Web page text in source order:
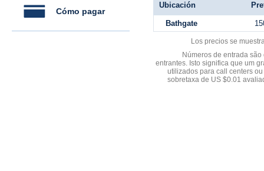
Cómo pagar
Ubicación
Bathgate
Los precios se
Números de entrada
entrantes. Isto significa que um
utilizados para call centers
sobretaxa de US $0.01